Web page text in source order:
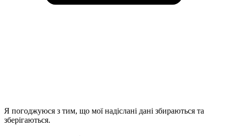
Я погоджуюся з тим, що мої надіслані дані збираються та
зберігаються.